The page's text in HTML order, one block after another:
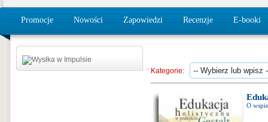
Promocje Nowości Zapowiedzi Recenzje E-booki
Kategorie:
O